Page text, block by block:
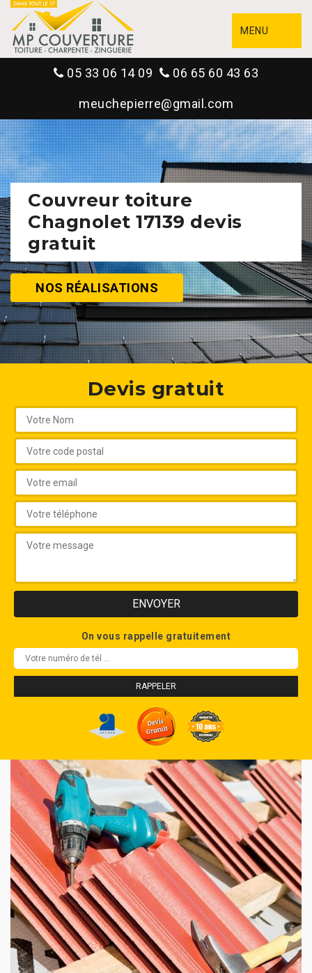
MENU
05 33 06 14 09 06 65 60 43 63
meuchepierre@gmail.com
Couvreur toiture
Chagnolet 17139 devis
gratuit
NOS RÉALISATIONS
Devis gratuit
On vous rappelle gratuitement